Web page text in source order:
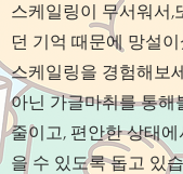
스케일링이 무서워서,
던 기억 때문에 망설
스케일링을 경험해보
아닌 가글마취를 통해
줄이고, 편안한 상태
을 수 있도록 돕고 있